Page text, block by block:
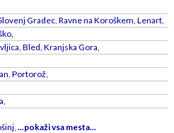
Gradec, Ravne na Koroškem, Lenart,
,
, Bled, Kranjska Gora,
, Portorož,
,
, ...pokaži vsa mesta...